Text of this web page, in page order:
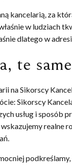
kancelarią, za
w ludziach
dlatego w
te
na Sikorscy
Sikorscy
usług i
realne